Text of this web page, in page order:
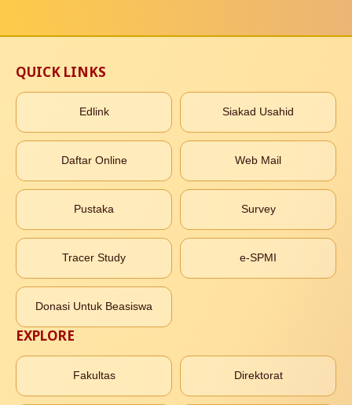
QUICK LINKS
Edlink Siakad Usahid
Daftar Online Web Mail
Pustaka Survey
Tracer Study e-SPMI
Donasi Untuk Beasiswa
EXPLORE
Fakultas Direktorat